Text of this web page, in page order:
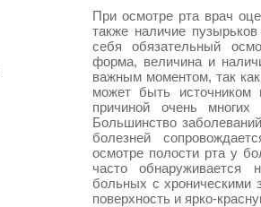
При осмотре рта врач
также наличие
себя обязательный
форма, величина и
важным моментом, так
может быть источником
причиной очень многих
Большинство
болезней
осмотре полости рта у
часто обнаруживается
больных с хроническими
поверхность и ярко-